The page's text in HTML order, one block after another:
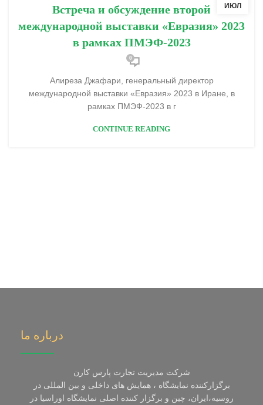
ИЮЛ
Встреча и обсуждение второй
международной выставки «Евразия» 2023
в рамках ПМЭФ-2023
0
Алиреза Джафари, генеральный директор
международной выставки «Евразия» 2023 в Иране, в
рамках ПМЭФ-2023 в г
CONTINUE READING
درباره ما
شرکت مدیریت تجارت پارس کارن
برگزارکننده نمایشگاه ، همایش های داخلی و بین المللی در
روسیه،ایران، چین و برگزار کننده اصلی نمایشگاه اوراسیا در